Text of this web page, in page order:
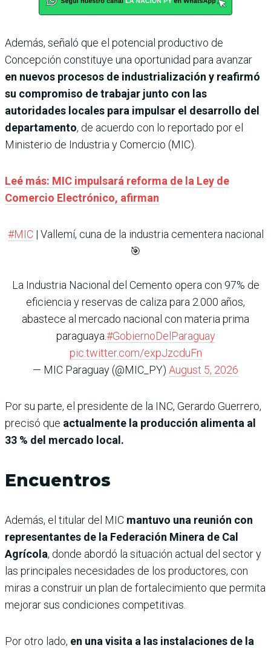
Además, señaló que el potencial productivo de
Concepción constituye una oportunidad para avanzar
en nuevos procesos de industrialización y reafirmó
su compromiso de trabajar junto con las
autoridades locales para impulsar el desarrollo del
departamento, de acuerdo con lo reportado por el
Ministerio de Industria y Comercio (MIC).
Leé más: MIC impulsará reforma de la Ley de
Comercio Electrónico, afirman
#MIC| Vallemí, cuna de la industria cementera nacional
🎯
La Industria Nacional del Cemento opera con 97% de
eficiencia y reservas de caliza para 2.000 años,
abastece al mercado nacional con materia prima
paraguaya.#GobiernoDelParaguay
pic.twitter.com/expJzcduFn
— MIC Paraguay (@MIC_PY) August 5, 2026
Por su parte, el presidente de la INC, Gerardo Guerrero,
precisó que actualmente la producción alimenta al
33 % del mercado local.
Encuentros
Además, el titular del MIC mantuvo una reunión con
representantes de la Federación Minera de Cal
Agrícola, donde abordó la situación actual del sector y
las principales necesidades de los productores, con
miras a construir un plan de fortalecimiento que permita
mejorar sus condiciones competitivas.
Por otro lado, en una visita a las instalaciones de la